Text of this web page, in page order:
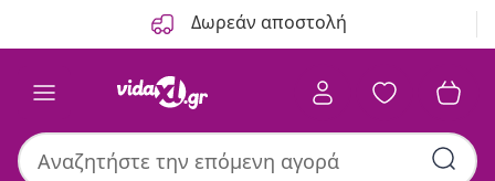
Δωρεάν αποστολή